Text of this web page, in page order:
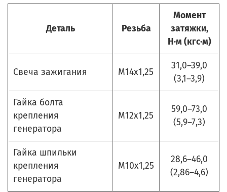
Деталь Резьба
Момент
затяжки,
Н·м (кгс·м)
Свеча зажигания М14х1,25
31,0–39,0
(3,1–3,9)
Гайка болта
крепления
генератора
М12х1,25
59,0–73,0
(5,9–7,3)
Гайка шпильки
крепления
генератора
М10х1,25
28,6–46,0
(2,86–4,6)